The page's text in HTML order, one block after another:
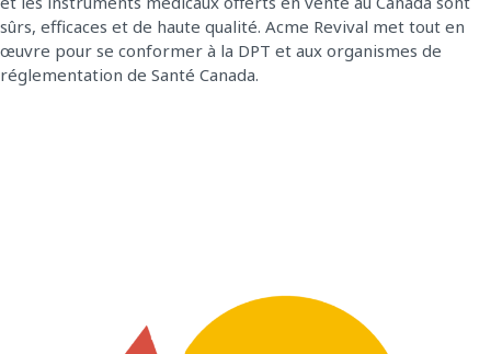
sûrs, efficaces et de haute qualité. Acme Revival met tout en
œuvre pour se conformer à la DPT et aux organismes de
réglementation de Santé Canada.